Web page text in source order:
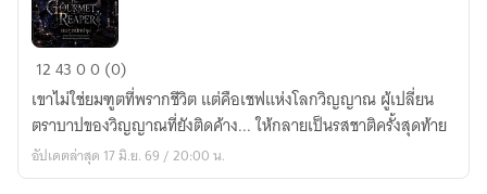
The
Gourmet
Reaper
ยมทูต
นัก
124300 (0)
เขาไม่ใช่ยมฑูตที่พรากชีวิต แต่คือเชฟแห่งโลกวิญญาณ ผู้เปลี่ยน
ตราบาปของวิญญาณที่ยังติดค้าง... ให้กลายเป็นรสชาติครั้งสุดท้าย
อัปเดตล่าสุด 17 มิ.ย. 69 / 20:00 น.